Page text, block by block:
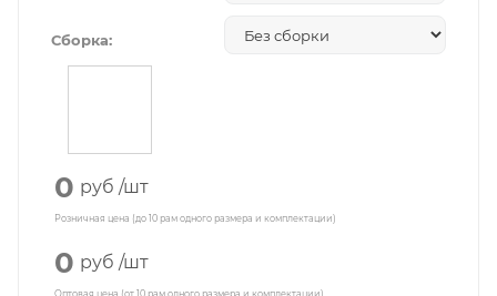
Сборка:
0 руб /шт
Розничная цена (до 10 рам одного размера и комплектации)
0 руб /шт
Оптовая цена (от 10 рам одного размера и комплектации)